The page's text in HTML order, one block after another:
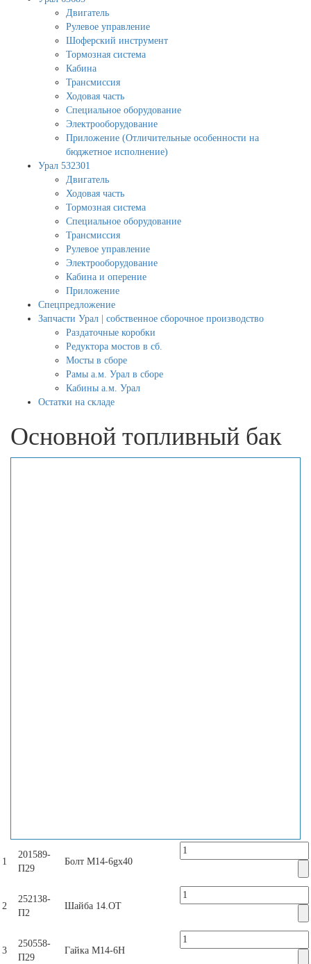
Двигатель
Рулевое управление
Шоферский инструмент
Тормозная система
Кабина
Трансмиссия
Ходовая часть
Специальное оборудование
Электрооборудование
Приложение (Отличительные особенности на
бюджетное исполнение)
Урал 532301
Двигатель
Ходовая часть
Тормозная система
Специальное оборудование
Трансмиссия
Рулевое управление
Электрооборудование
Кабина и оперение
Приложение
Спецпредложение
Запчасти Урал | собственное сборочное производство
Раздаточные коробки
Редуктора мостов в сб.
Мосты в сборе
Рамы а.м. Урал в сборе
Кабины а.м. Урал
Остатки на складе
Основной топливный бак
1
201589-
П29
Болт M14-6gx40
2
252138-
П2
Шайба 14.ОТ
3
250558-
П29
Гайка М14-6Н